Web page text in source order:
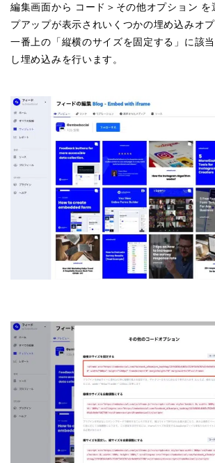
編集画面から コード＞その他オプション を
プアップが表示されいくつかの埋め込みオプ
一番上の「縦横のサイズを固定する」に該
し埋め込みを行います。